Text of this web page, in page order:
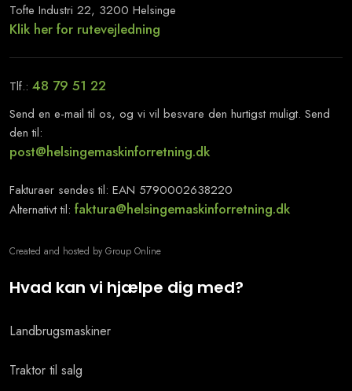
Tofte Industri 22, 3200 Helsinge
Klik her for rutevejledning
​Tlf.: 48 79 51 22
Send en e-mail til os, og vi vil besvare den hurtigst muligt. Send
den til:
​post@helsingemaskinforretning.dk
Fakturaer sendes til: EAN 5790002638220
Alternativt til: faktura@helsingemaskinforretning.dk
Created and hosted by Group Online
Hvad kan vi hjælpe dig med?
Landbrugsmaskiner
Traktor til salg